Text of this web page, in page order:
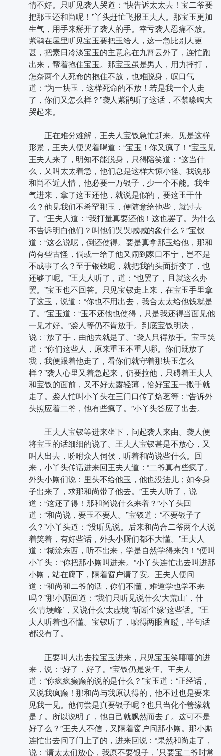
情不好。只听见袭人哭道：“快告诉太太去！宝二爷要
把那玉还和尚呢！”丫头赶忙飞报王夫人。那宝玉更加
生气，用手来掰开了袭人的手。幸亏袭人忍痛不放。
紫鹃在屋里听见宝玉要把玉给人，这一急比别人更
甚，把素日冷淡宝玉的主意忘在九霄云外了，连忙跑
出来，帮着抱住宝玉。那宝玉虽是男人，用力摔打，
怎奈两个人死命的抱住不放，也难脱身，叹口气
道：“为一块玉，这样死命的不放！若是我一个人走
了，你们又怎么样？”袭人紫鹃听了这话，不禁嚎啕大
哭起来。
正在难分难解，王夫人宝钗急忙赶来。见是这样
形景，王夫人便哭着喝道：“宝玉！你又疯了！”宝玉见
王夫人来了，明知不能脱身，只得陪笑道：“这当什
么，又叫太太着急，他们总是这样大惊小怪。我说那
和尚不近人情，他必要一万银子，少一个不能。我生
气进来，拿了这玉还他，就说是假的，要这玉干什
么？他见我们不希罕那玉，便随意给他些，就过去
了。”王夫人道：“我打量真要还他！这也罢了。为什么
不告诉明白他们？叫他们哭哭喊喊的象什么？”宝钗
道：“这么说呢，倒还使得。要是真拿那玉给他，那和
尚有些古怪，倘或一给了他又闹到家口不宁，岂不是
不成事了么？至于银钱呢，就把我的头面折变了，也
还够了呢。”王夫人听了，道：“也罢了，且就这么办
罢。”宝玉也不回答。只见宝钗走上来，在宝玉手里拿
了这玉，说道：“你也不用出去，我合太太给他钱就是
了。”宝玉道：“玉不还他也使得，只是我还得当面见他
一见才好。”袭人等仍不肯放手。到底宝钗明决，
说：“放了手，由他去就是了。”袭人只得放手。宝玉笑
道：“你们这些人，原来重玉不重人哪。你们既放了
我，我便跟着他走了，看你们就守着那块玉怎么
样？”袭人心里又着急起来，仍要拉他，只碍着王夫人
和宝钗的面前，又不好太露轻薄，恰好宝玉一撒手就
走了。袭人忙叫小丫头在三门口传了焙茗等：“告诉外
头照应着二爷，他有些疯了。”小丫头答应了出去。
王夫人宝钗等进来坐下，问起袭人来由。袭人便
将宝玉的话细细的说了。王夫人宝钗甚是不放心，又
叫人出去，吩咐众人伺候，听着和尚说些什么。回
来，小丫头传话进来回王夫人道：“二爷真有些疯了。
外头小厮们说：里头不给他玉，他也没法儿；如今身
子出来了，求那和尚带了他去。”王夫人听了，说
道：“这还了得！那和尚说什么来着？”小丫头回
道：“和尚说，要玉不要人。”宝钗道：“不要银子了
么？”小丫头道：“没听见说。后来和尚合二爷两个人说
着笑着，有好些话，外头小厮们都不大懂。”王夫人
道：“糊涂东西，听不出来，学是自然学得来的！”便叫
小丫头：“你把那小厮叫进来。”小丫头连忙出去叫进那
小厮，站在廊下，隔着窗户请了安。王夫人便问
道：“和尚和二爷的话，你们不懂，难道学也学不来
吗？”那小厮回道：“我们只听见说什么‘大荒山’，什
么‘青埂峰’，又说什么‘太虚境’‘斩断尘缘’这些话。”王
夫人听着也不懂。宝钗听了，唬得两眼直瞪，半句话
都没有了。
正要叫人出去拉宝玉进来，只见宝玉笑嘻嘻的进
来，说：“好了，好了。”宝钗仍是发怔。王夫人
道：“你疯疯癫癫的说的是什么？”宝玉道：“正经话，
又说我疯癫！那和尚与我原认得的，他不过也是要来
见我一见。他何尝是真要银子呢？也只当化个善缘就
是了。所以说明了，他自己就飘然而去了。这可不是
好了么？”王夫人不信，又隔着窗户问那小厮。那小厮
连忙出去问了门上了的，进来回说：“果然和尚走了，
说：‘请太太们放心，我原不要银子，’只要宝二爷时常